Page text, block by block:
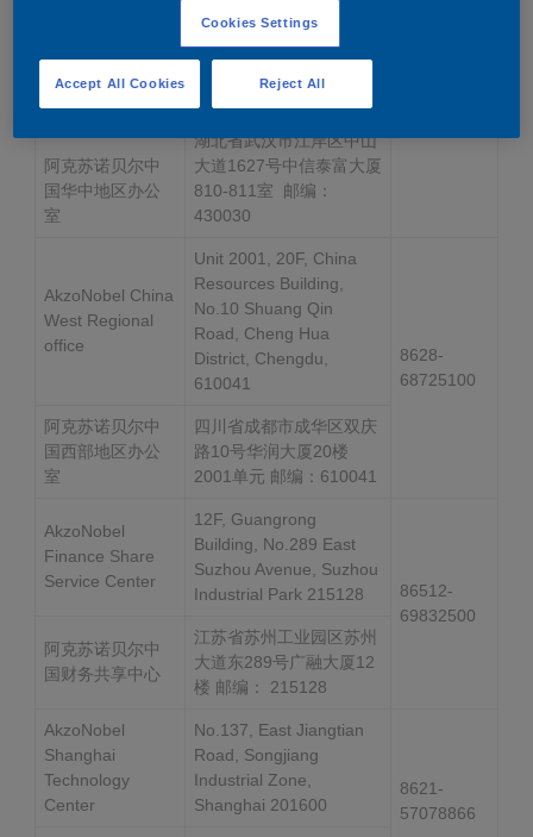
CITIC Pacific Building,
1627# Zhongshan Road,
阿克苏诺贝尔中
国华中地区办公
室
湖北省武汉市江岸区中山
大道1627号中信泰富大厦
810-811室 邮编：
430030
AkzoNobel China
West Regional
office
Unit 2001, 20F, China
Resources Building,
No.10 Shuang Qin
Road, Cheng Hua
District, Chengdu,
610041
8628-
68725100
阿克苏诺贝尔中
国西部地区办公
室
四川省成都市成华区双庆
路10号华润大厦20楼
2001单元 邮编：610041
AkzoNobel
Finance Share
Service Center
12F, Guangrong
Building, No.289 East
Suzhou Avenue, Suzhou
Industrial Park 215128
86512-
69832500
阿克苏诺贝尔中
国财务共享中心
江苏省苏州工业园区苏州
大道东289号广融大厦12
楼 邮编： 215128
AkzoNobel
Shanghai
Technology
Center
No.137, East Jiangtian
Road, Songjiang
Industrial Zone,
Shanghai 201600
8621-
57078866
Cookies Settings
Reject All
Accept All Cookies